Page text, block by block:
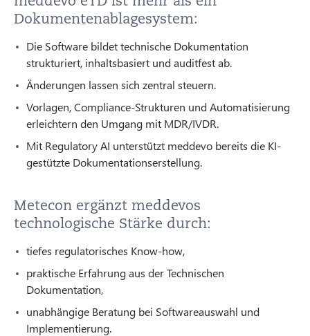
Dokumentenablagesystem:
Die Software bildet technische Dokumentation
strukturiert, inhaltsbasiert und auditfest ab.
Änderungen lassen sich zentral steuern.
Vorlagen, Compliance-Strukturen und Automatisierung
erleichtern den Umgang mit MDR/IVDR.
Mit Regulatory AI unterstützt meddevo bereits die KI-
gestützte Dokumentationserstellung.
Metecon ergänzt meddevos
technologische Stärke durch:
tiefes regulatorisches Know-how,
praktische Erfahrung aus der Technischen
Dokumentation,
unabhängige Beratung bei Softwareauswahl und
Implementierung.